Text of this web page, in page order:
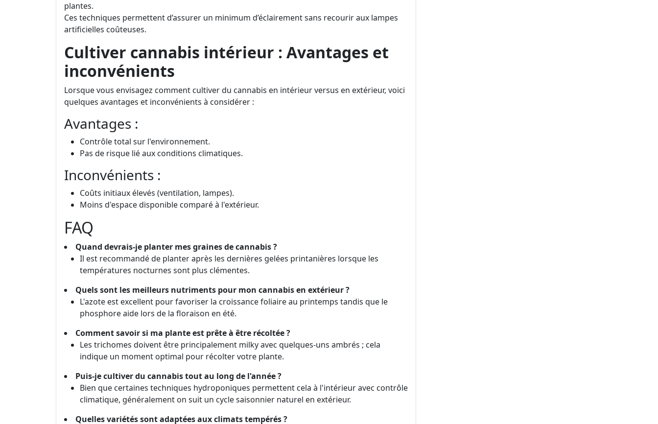
plantes.
Ces techniques permettent d’assurer un minimum d’éclairement sans recourir aux lampes
artificielles coûteuses.
Cultiver cannabis intérieur : Avantages et
inconvénients
Lorsque vous envisagez comment cultiver du cannabis en intérieur versus en extérieur, voici
quelques avantages et inconvénients à considérer :
Avantages :
Contrôle total sur l'environnement.
Pas de risque lié aux conditions climatiques.
Inconvénients :
Coûts initiaux élevés (ventilation, lampes).
Moins d'espace disponible comparé à l'extérieur.
FAQ
Quand devrais-je planter mes graines de cannabis ?
Il est recommandé de planter après les dernières gelées printanières lorsque les
températures nocturnes sont plus clémentes.
Quels sont les meilleurs nutriments pour mon cannabis en extérieur ?
L'azote est excellent pour favoriser la croissance foliaire au printemps tandis que le
phosphore aide lors de la floraison en été.
Comment savoir si ma plante est prête à être récoltée ?
Les trichomes doivent être principalement milky avec quelques-uns ambrés ; cela
indique un moment optimal pour récolter votre plante.
Puis-je cultiver du cannabis tout au long de l'année ?
Bien que certaines techniques hydroponiques permettent cela à l'intérieur avec contrôle
climatique, généralement on suit un cycle saisonnier naturel en extérieur.
Quelles variétés sont adaptées aux climats tempérés ?